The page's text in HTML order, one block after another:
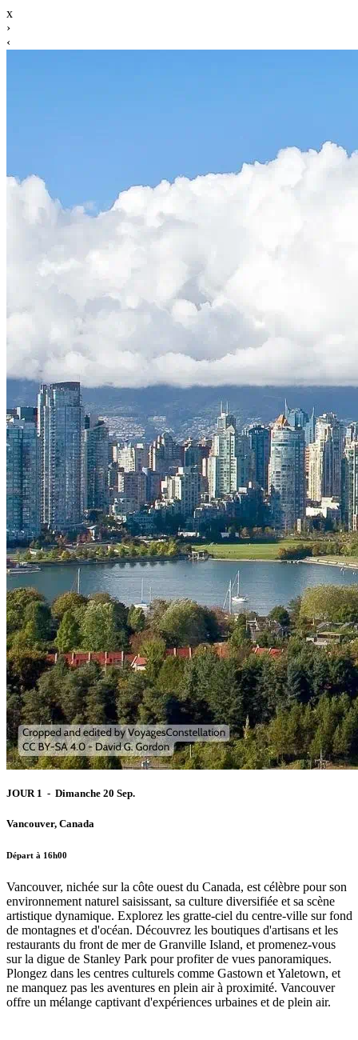
x
›
‹
JOUR 1 - Dimanche 20 Sep.
Vancouver, Canada
Départ à 16h00
Vancouver, nichée sur la côte ouest du Canada, est célèbre pour son
environnement naturel saisissant, sa culture diversifiée et sa scène
artistique dynamique. Explorez les gratte-ciel du centre-ville sur fond
de montagnes et d'océan. Découvrez les boutiques d'artisans et les
restaurants du front de mer de Granville Island, et promenez-vous
sur la digue de Stanley Park pour profiter de vues panoramiques.
Plongez dans les centres culturels comme Gastown et Yaletown, et
ne manquez pas les aventures en plein air à proximité. Vancouver
offre un mélange captivant d'expériences urbaines et de plein air.